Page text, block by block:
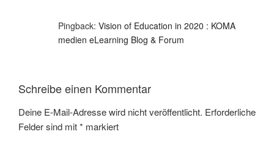
Pingback: Vision of Education in 2020 : KOMA
medien eLearning Blog & Forum
Schreibe einen Kommentar
Deine E-Mail-Adresse wird nicht veröffentlicht. Erforderliche
Felder sind mit* markiert